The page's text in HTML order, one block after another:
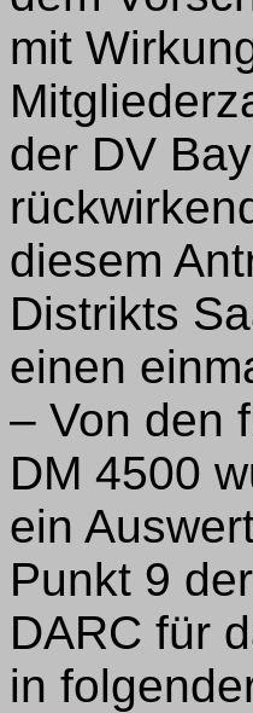
mit
der DV
diesem
Distrikts
einen
– Von den
DM 4500
ein
Punkt 9
DARC für
in